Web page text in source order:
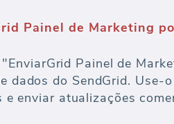
Painel de Marketing
Painel de
dados do SendGrid. Use-
enviar atualizações